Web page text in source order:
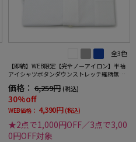
全3色
【即納】WEB限定【完全ノーアイロン】半袖
アイシャツボタンダウンストレッチ織柄無地i-
価格： 6,259円 (税込)
30%off
WEB価格： 4,390円 (税込)
★2点で1,000円OFF／3点で3,00
0円OFF対象